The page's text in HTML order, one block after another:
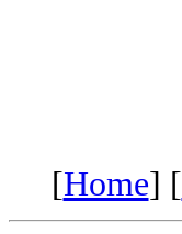
[Home] [